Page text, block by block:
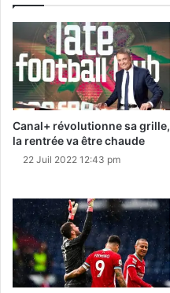
Canal+ révolutionne sa grille,
la rentrée va être chaude
22 Juil 2022 12:43 pm